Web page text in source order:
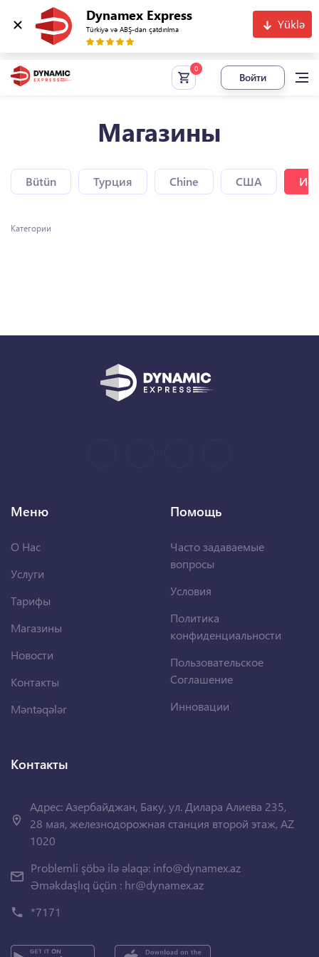
Dynamex Express
Türkiyə və ABŞ-dan çatdırılma Yüklə
Войти
Магазины
Bütün Турция Chine США
Категории
Меню
О Нас
Услуги
Тарифы
Магазины
Новости
Контакты
Məntəqələr
Помощь
Часто задаваемые
вопросы
Условия
Политика
конфиденциальности
Пользовательское
Соглашение
Инновации
Контакты
Адрес: Азербайджан, Баку, ул. Дилара Алиева 235,
28 мая, железнодорожная станция второй этаж, AZ
1020
Problemli şöbə ilə əlaqə: info@dynamex.az
Əməkdaşlıq üçün : hr@dynamex.az
*7171